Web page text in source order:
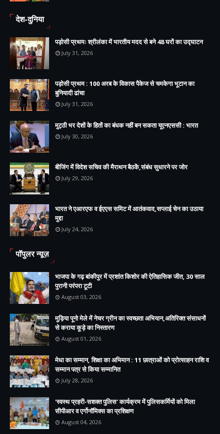
देश-दुनिया
पड़ोसी प्रथमः श्रीलंका में भारतीय मदद से बने 48 घरों का उद्घाटन
July 31, 2026
पड़ोसी प्रथम : 100 अरब के विकास पैकेज से चमकेगा भूटान का
बुनियादी ढांचा
July 31, 2026
मुट्ठी भर देशों के हितों का बंधक नहीं बन सकता यूएनएससी : भारत
July 30, 2026
बीजिंग में विदेश सचिव की मैराथन बैठकें,संबंध सुधारने पर जोर
July 29, 2026
भारत ने एआरएफ व ईएएस समिट में आतंकवाद,सप्लाई चेन का उठाया
मुद्दा
July 24, 2026
पॉपुलर न्यूज़
भाजपा के गढ़ बांकीपुर में प्रशांत किशोर की ऐतिहासिक जीत, 30 साल
पुरानी परंपरा टूटी
August 03, 2026
मुड़िया पूनो मेले में नेचर ग्रीन का स्वच्छता अभियान,अतिरिक्त संसाधनों
से कराया कूड़े का निस्तारण
August 01, 2026
मेधा का सम्मान, शिक्षा का अभिमान : 11 छात्राओं को प्रोत्साहन राशि व
सम्मान पत्र से किया सम्मानित
July 28, 2026
'स्वस्थ प्रहरी-सशक्त पुलिस' कार्यक्रम में पुलिसकर्मियों को मिला
सीपीआर व एर्गोनॉमिक्स का प्रशिक्षण
August 04, 2026